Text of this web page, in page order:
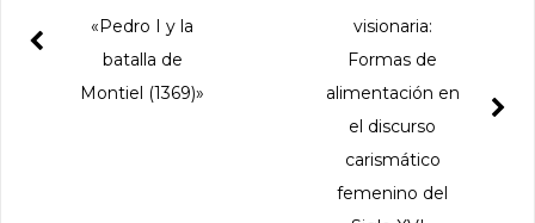
visionaria:
Formas de
alimentación en
el discurso
carismático
femenino del
«Pedro I y la
batalla de
Montiel (1369)»